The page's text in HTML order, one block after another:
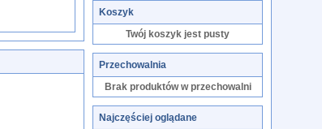
Koszyk
Twój koszyk jest pusty
Przechowalnia
Brak produktów w przechowalni
Najczęściej oglądane